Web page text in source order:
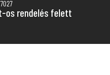
os rendelés felett